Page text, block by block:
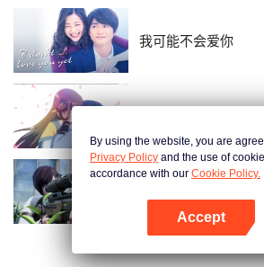
我可能不会爱你
By using the website, you are
Privacy Policy and the use of
accordance with our Cookie Policy.
Accept